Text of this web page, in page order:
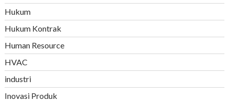
Hukum
Hukum Kontrak
Human Resource
HVAC
industri
Inovasi Produk